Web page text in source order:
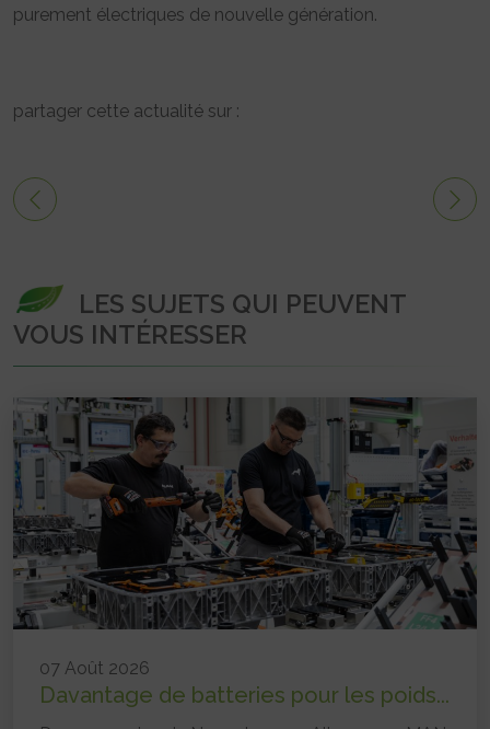
purement électriques de nouvelle génération.
partager cette actualité sur :
LES SUJETS QUI PEUVENT
VOUS INTÉRESSER
07 Août 2026
Davantage de batteries pour les poids...